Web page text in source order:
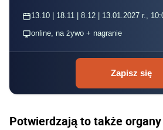
13.10 | 18.11 | 8.12 | 13.01.2027 r.,
online, na żywo + nagranie
Zapisz się
Potwierdzają to także